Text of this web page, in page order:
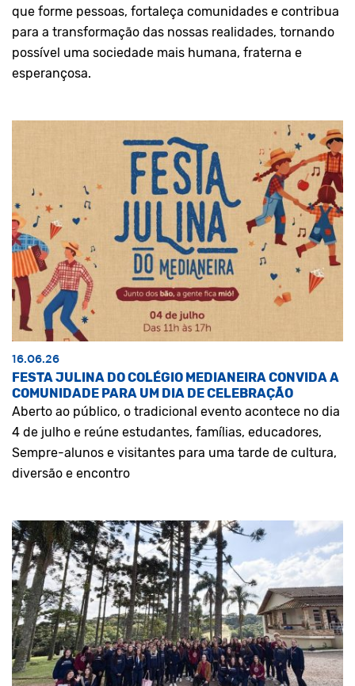
que forme pessoas, fortaleça comunidades e contribua
para a transformação das nossas realidades, tornando
possível uma sociedade mais humana, fraterna e
esperançosa.
16.06.26
FESTA JULINA DO COLÉGIO MEDIANEIRA CONVIDA A
COMUNIDADE PARA UM DIA DE CELEBRAÇÃO
Aberto ao público, o tradicional evento acontece no dia
4 de julho e reúne estudantes, famílias, educadores,
Sempre-alunos e visitantes para uma tarde de cultura,
diversão e encontro